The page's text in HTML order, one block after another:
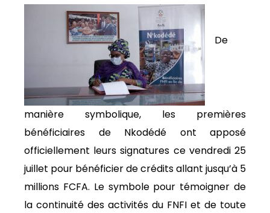
De
manière symbolique, les premières
bénéficiaires de Nkodédé ont apposé
officiellement leurs signatures ce vendredi 25
juillet pour bénéficier de crédits allant jusqu’à 5
millions FCFA. Le symbole pour témoigner de
la continuité des activités du FNFI et de toute